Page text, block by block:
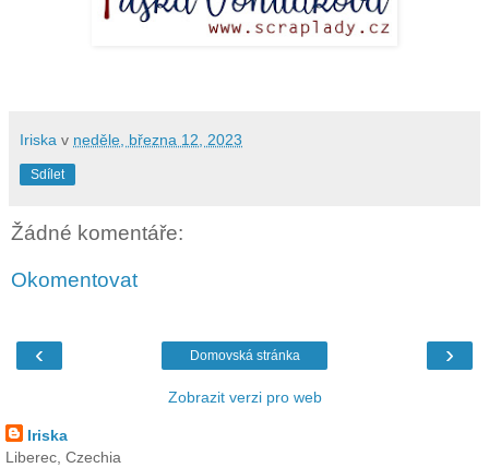
Iriska v neděle, března 12, 2023
Sdílet
Žádné komentáře:
Okomentovat
‹ ›
Domovská stránka
Zobrazit verzi pro web
Iriska
Liberec, Czechia